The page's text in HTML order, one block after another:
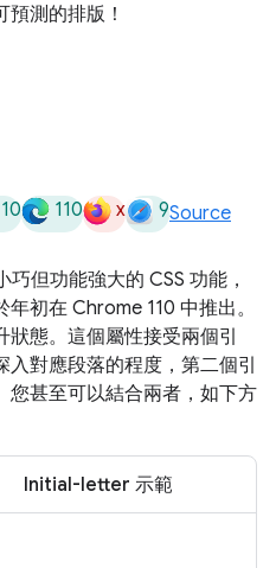
測的排版！
110 x 9Source
巧但功能強大的 CSS 功能，
初在 Chrome 110 中推出。
態。這個屬性接受兩個引
對應段落的程度，第二個引
您甚至可以結合兩者，如下方
Initial-letter 示範